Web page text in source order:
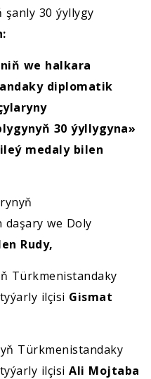
şanly 30 ýyllygy
we halkara
diplomatik
30 ýyllygyna»
medaly bilen
daşary we Doly
Rudy,
Türkmenistandaky
ilçisi Gismat
Türkmenistandaky
ilçisi Ali Mojtaba